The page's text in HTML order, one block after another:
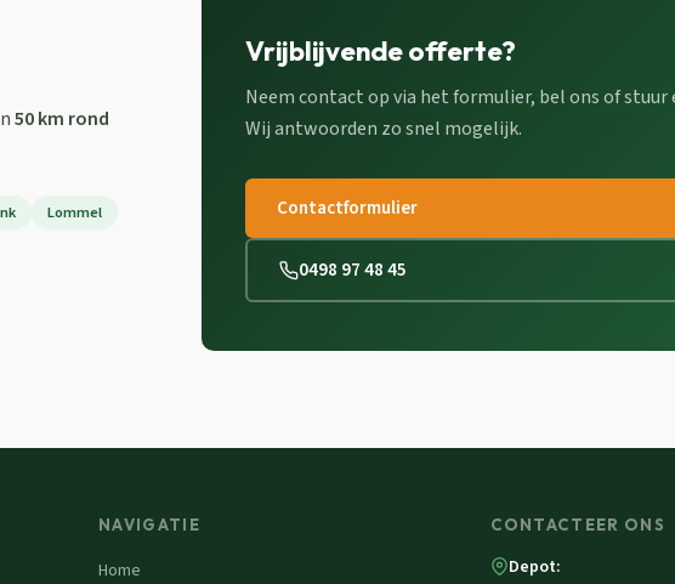
50 km rond
Lommel
Vrijblijvende offerte?
Neem contact op via het formulier, bel ons of stuur
Wij antwoorden zo snel mogelijk.
Contactformulier
0498 97 48 45
NAVIGATIE
Home
CONTACTEER ONS
Depot: